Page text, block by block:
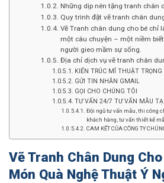
Những dịp nên tặng tranh chân
Quy trình đặt vẽ tranh chân
Vẽ Tranh chân dung cho bé chỉ
một câu chuyện – một niềm
người gieo mầm sự sống.
Địa chỉ dịch vụ vẽ tranh chân
KIẾN TRÚC MĨ THUẬT
GỬI TIN NHẮN GMAIL
GỌI CHO CHÚNG TÔI
TƯ VẤN 24/7 TƯ VẤN MẪU
Đội ngũ tư vấn mẫu, thi công
khách hàng, tư vấn thiết kế
CAM KẾT CỦA CÔNG TY
Vẽ Tranh Chân Dung
Món Quà Nghệ Thuật Ý